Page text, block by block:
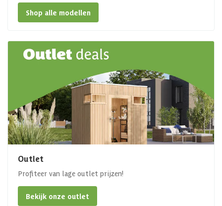
Shop alle modellen
Outlet
Profiteer van lage outlet prijzen!
Bekijk onze outlet